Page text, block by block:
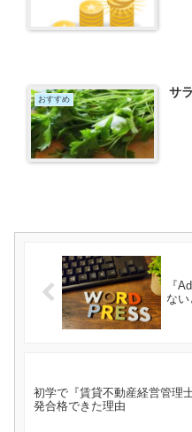
おすすめ サ
『
ない
初学で『賃貸不動産経営管理
発合格できた理由